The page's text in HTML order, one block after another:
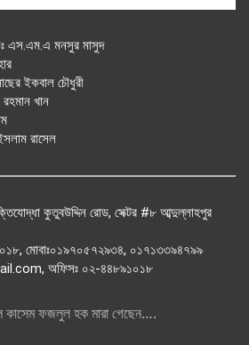
এস.এম.এ মনসুর মাসুদ
ইকবাল চৌধুরী
খান
রাসেল
কুতুবউদ্দিন রোড, সেক্টর #৮ আব্দুল্লাহপুর
মোবাঃ০১৯৭০৫৭২৯৩৪, ০১৭১৩৩৯৪৭৯৯
অফিসঃ ০২-৪৪৮৯১০১৮
ফজলুল হক মারা গেছেন….